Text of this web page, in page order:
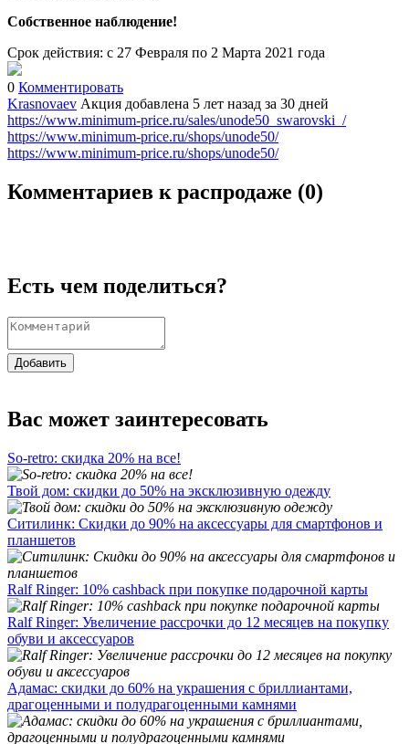
Собственное наблюдение!
Срок действия: с 27 Февраля по 2 Марта 2021 года
0 Комментировать
Krasnovaev Акция добавлена 5 лет назад за 30 дней
https://www.minimum-price.ru/sales/unode50_swarovski_/
https://www.minimum-price.ru/shops/unode50/
https://www.minimum-price.ru/shops/unode50/
Комментариев к распродаже (0)
Есть чем поделиться?
Добавить
Вас может заинтересовать
So-retro: скидка 20% на все!
Твой дом: скидки до 50% на эксклюзивную одежду
Ситилинк: Скидки до 90% на аксессуары для смартфонов и
планшетов
Ralf Ringer: 10% cashback при покупке подарочной карты
Ralf Ringer: Увеличение рассрочки до 12 месяцев на покупку
обуви и аксессуаров
Адамас: скидки до 60% на украшения с бриллиантами,
драгоценными и полудрагоценными камнями